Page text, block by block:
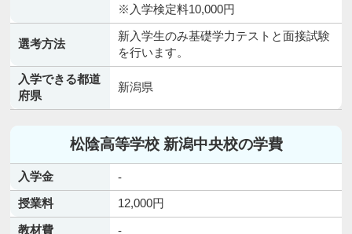
※入学検定料10,000円
選考方法
新入学生のみ基礎学力テストと面接試験
を行います。
入学できる都道
府県
新潟県
松陰高等学校 新潟中央校の学費
入学金
-
授業料
12,000円
教材費
-